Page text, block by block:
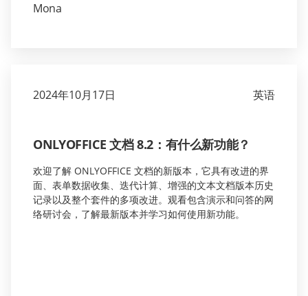
Mona
2024年10月17日 英语
ONLYOFFICE 文档 8.2：有什么新功能？
欢迎了解 ONLYOFFICE 文档的新版本，它具有改进的界
面、表单数据收集、迭代计算、增强的文本文档版本历史
记录以及整个套件的多项改进。观看包含演示和问答的网
络研讨会，了解最新版本并学习如何使用新功能。